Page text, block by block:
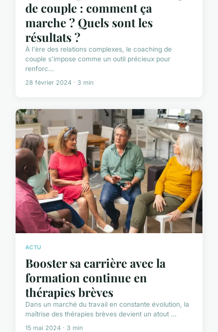
de couple : comment ça
marche ? Quels sont les
résultats ?
À l'ère des relations complexes, le coaching de
couple s'impose comme un outil précieux pour
renforc...
28 février 2024 · 3 min
ACTU
Booster sa carrière avec la
formation continue en
thérapies brèves
Dans un marché du travail en constante évolution, la
maîtrise des thérapies brèves devient un atout ...
15 mai 2024 · 3 min